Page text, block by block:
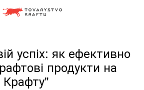
успіх: як ефективно
продукти на